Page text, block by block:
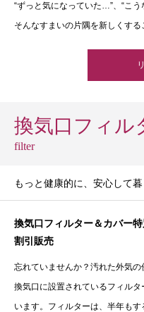
“ずっと気になっていた…”、“こ
そんなすまいの片隅を新しくする
換気口フィル
filter
もっと健康的に、安心して
換気口フィルター＆カバー特
割引販売
忘れていませんか？汚れた外気の
換気口に設置されているフィル
います。フィルターは、半年も